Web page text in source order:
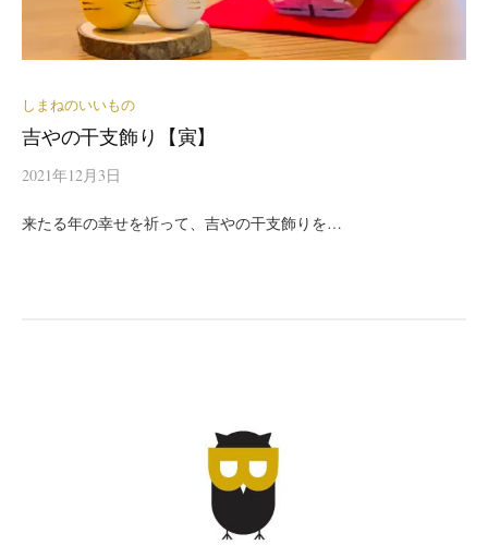
しまねのいいもの
吉やの干支飾り【寅】
2021年12月3日
来たる年の幸せを祈って、吉やの干支飾りを…